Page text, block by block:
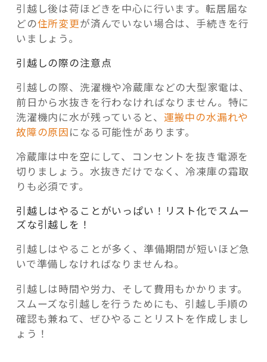
引越し後は荷ほどきを中心に行います。転居届な
どの住所変更が済んでいない場合は、手続きを行
いましょう。
引越しの際の注意点
引越しの際、洗濯機や冷蔵庫などの大型家電は、
前日から水抜きを行わなければなりません。特に
洗濯機内に水が残っていると、 運搬中の水漏れや
故障の原因になる可能性があります。
冷蔵庫は中を空にして、コンセントを抜き電源を
切りましょう。水抜きだけでなく、冷凍庫の霜取
りも必須です。
引越しはやることがいっぱい！リスト化でスムー
ズな引越しを！
引越しはやることが多く、準備期間が短いほど急
いで準備しなければなりませんね。
引越しは時間や労力、そして費用もかかります。
スムーズな引越しを行うためにも、引越し手順の
確認も兼ねて、ぜひやることリストを作成しまし
ょう！